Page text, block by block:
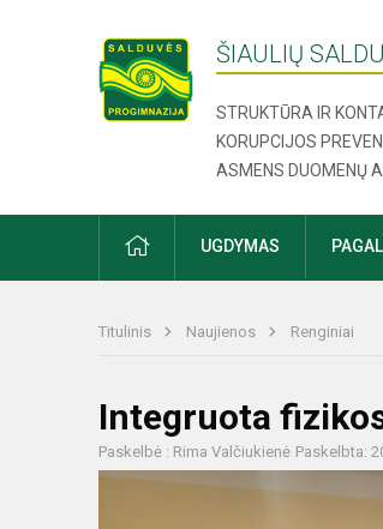
ŠIAULIŲ
STRUKTŪRA IR
KORUPCIJOS
ASMENS DUOMENŲ
UGDYMAS
Titulinis Naujienos Renginiai
Integruota
Paskelbė : Rima Valčiukienė Paskelbta: